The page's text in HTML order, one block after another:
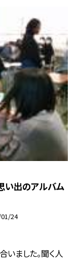
い出のアルバム
24
ました。聞く人